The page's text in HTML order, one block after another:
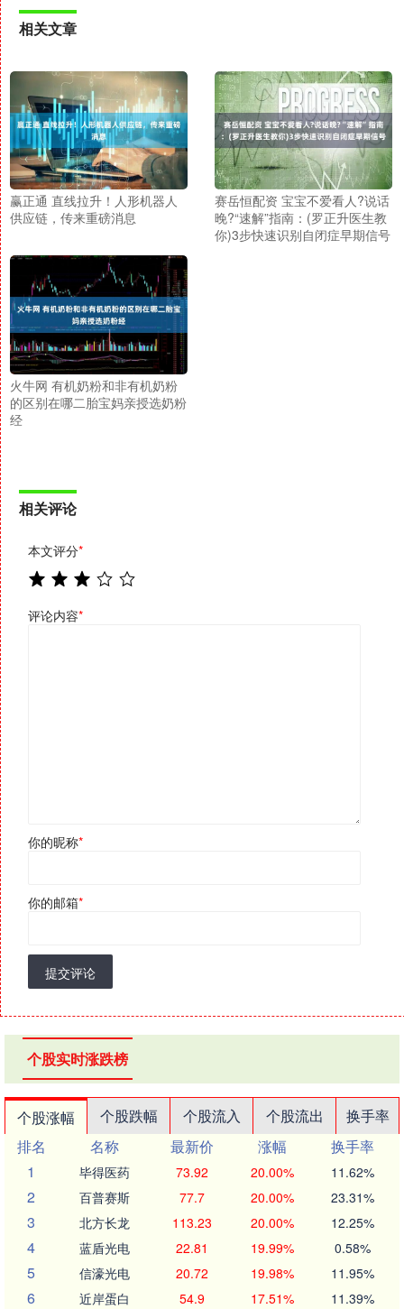
相关文章
赢正通 直线拉升！人形机器人
供应链，传来重磅消息
赛岳恒配资 宝宝不爱看人?说话
晚?“速解”指南：(罗正升医生教
你)3步快速识别自闭症早期信号
火牛网 有机奶粉和非有机奶粉
的区别在哪二胎宝妈亲授选奶粉
经
相关评论
本文评分*
评论内容*
你的昵称*
你的邮箱*
提交评论
个股实时涨跌榜
个股涨幅 个股跌幅 个股流入 个股流出
换手率
排名
名称 最新价 涨幅
换手率
1
毕得医药 73.92 20.00% 11.62%
2 百普赛斯 77.7 20.00% 23.31%
3 北方长龙 113.23 20.00% 12.25%
4 蓝盾光电 22.81 19.99% 0.58%
5 信濠光电 20.72 19.98% 11.95%
6 近岸蛋白 54.9 17.51% 11.39%